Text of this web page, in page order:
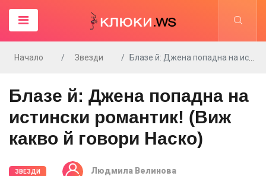
Начало Звезди Блазе й: Джена попадна на истински романтик! (Виж какво й говори Наско)
Блазе й: Джена попадна на
истински романтик! (Виж
какво й говори Наско)
ЗВЕЗДИ Людмила Велинова